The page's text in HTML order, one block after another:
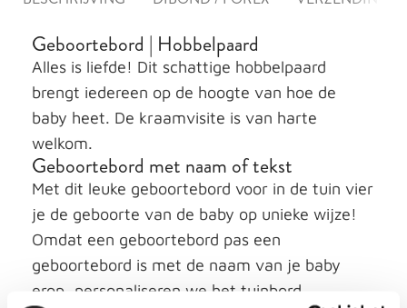
Geboortebord | Hobbelpaard
Alles is liefde! Dit schattige hobbelpaard
brengt iedereen op de hoogte van hoe de
baby heet. De kraamvisite is van harte
welkom.
Geboortebord met naam of tekst
Met dit leuke geboortebord voor in de tuin vier
je de geboorte van de baby op unieke wijze!
Omdat een geboortebord pas een
geboortebord is met de naam van je baby
erop, personaliseren we het tuinbord